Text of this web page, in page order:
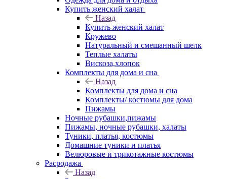
Купить женский халат
Назад
Купить женский халат
Кружево
Натуральный и смешанный шелк
Теплые халаты
Вискоза,хлопок
Комплекты для дома и сна
Назад
Комплекты для дома и сна
Комплекты/ костюмы для дома
Пижамы
Ночные рубашки,пижамы
Пижамы, ночные рубашки, халаты
Туники, платья, костюмы
Домашние туники и платья
Велюровые и трикотажные костюмы
Расродажа
Назад